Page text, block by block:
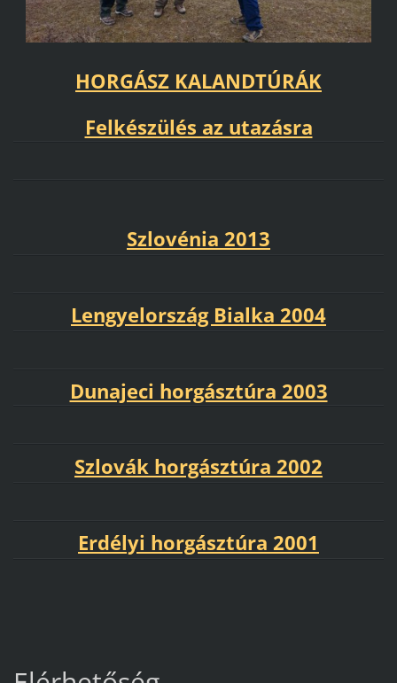
HORGÁSZ KALANDTÚRÁK
Felkészülés az utazásra
Szlovénia 2013
Lengyelország Bialka 2004
Dunajeci horgásztúra 2003
Szlovák horgásztúra 2002
Erdélyi horgásztúra 2001